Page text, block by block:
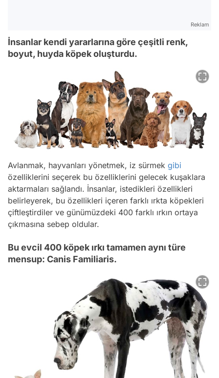
Reklam
İnsanlar kendi yararlarına göre çeşitli renk,
boyut, huyda köpek oluşturdu.
Avlanmak, hayvanları yönetmek, iz sürmek gibi
özelliklerini seçerek bu özelliklerini gelecek kuşaklara
aktarmaları sağlandı. İnsanlar, istedikleri özellikleri
belirleyerek, bu özellikleri içeren farklı ırkta köpekleri
çiftleştirdiler ve günümüzdeki 400 farklı ırkın ortaya
çıkmasına sebep oldular.
Bu evcil 400 köpek ırkı tamamen aynı türe
mensup: Canis Familiaris.